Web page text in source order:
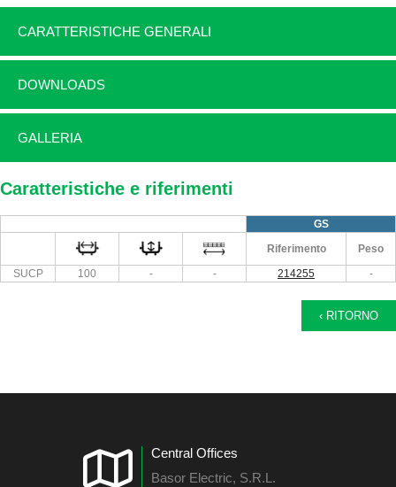
CARATTERISTICHE GENERALI
DOWNLOADS
GALLERIA
Caratteristiche e riferimenti
GS
Riferimento
Peso
SUCP
100 - - 214255 -
‹ RITORNO
Central Offices
Basor Electric, S.R.L.